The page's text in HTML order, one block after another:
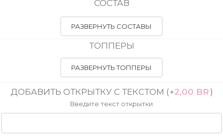
СОСТАВ
РАЗВЕРНУТЬ СОСТАВЫ
ТОППЕРЫ
РАЗВЕРНУТЬ ТОППЕРЫ
ДОБАВИТЬ ОТКРЫТКУ С ТЕКСТОМ (+2,00 BR )
Введите текст открытки